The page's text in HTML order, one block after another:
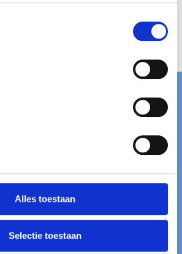
Alles toestaan
Selectie toestaan
0628590070
info@dropshopnederland.nl